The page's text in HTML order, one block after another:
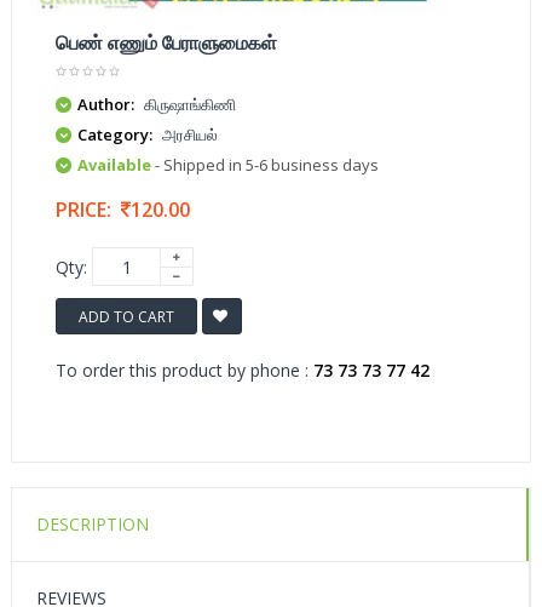
பெண் எணும் பேராளுமைகள்
Author: கிருஷாங்கிணி
Category: அரசியல்
Available- Shipped in 5-6 business days
PRICE: 120.00
Qty:
ADD TO CART
To order this product by phone : 73 73 73 77 42
DESCRIPTION
REVIEWS